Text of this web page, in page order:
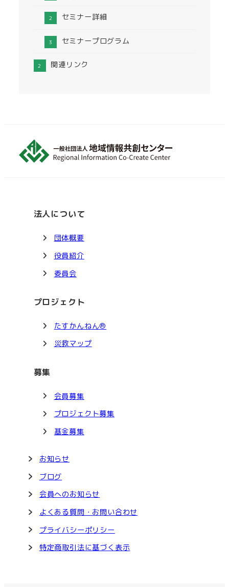
セミナー詳細
セミナープログラム
関連リンク
法人について
団体概要
役員紹介
委員会
プロジェクト
たすかんねん®
災救マップ
募集
会員募集
プロジェクト募集
基金募集
お知らせ
ブログ
会員へのお知らせ
よくある質問・お問い合わせ
プライバシーポリシー
特定商取引法に基づく表示